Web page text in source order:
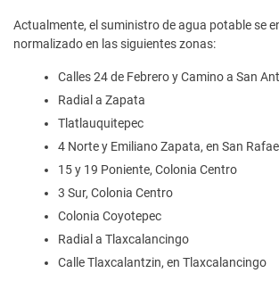
Actualmente, el suministro de agua potable se
normalizado en las siguientes zonas:
Calles 24 de Febrero y Camino a San
Radial a Zapata
Tlatlauquitepec
4 Norte y Emiliano Zapata, en San
15 y 19 Poniente, Colonia Centro
3 Sur, Colonia Centro
Colonia Coyotepec
Radial a Tlaxcalancingo
Calle Tlaxcalantzin, en Tlaxcalancingo